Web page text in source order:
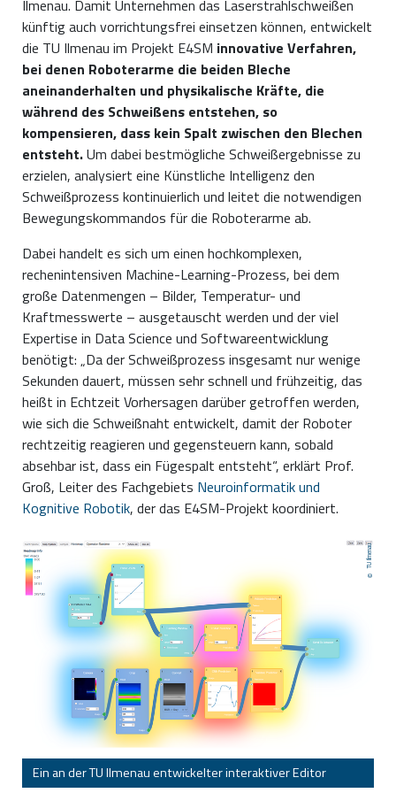
Ilmenau. Damit Unternehmen das Laserstrahlschweißen
künftig auch vorrichtungsfrei einsetzen können, entwickelt
die TU Ilmenau im Projekt E4SM innovative Verfahren,
bei denen Roboterarme die beiden Bleche
aneinanderhalten und physikalische Kräfte, die
während des Schweißens entstehen, so
kompensieren, dass kein Spalt zwischen den Blechen
entsteht.Um dabei bestmögliche Schweißergebnisse zu
erzielen, analysiert eine Künstliche Intelligenz den
Schweißprozess kontinuierlich und leitet die notwendigen
Bewegungskommandos für die Roboterarme ab.
Dabei handelt es sich um einen hochkomplexen,
rechenintensiven Machine-Learning-Prozess, bei dem
große Datenmengen – Bilder, Temperatur- und
Kraftmesswerte – ausgetauscht werden und der viel
Expertise in Data Science und Softwareentwicklung
benötigt: „Da der Schweißprozess insgesamt nur wenige
Sekunden dauert, müssen sehr schnell und frühzeitig, das
heißt in Echtzeit Vorhersagen darüber getroffen werden,
wie sich die Schweißnaht entwickelt, damit der Roboter
rechtzeitig reagieren und gegensteuern kann, sobald
absehbar ist, dass ein Fügespalt entsteht“, erklärt Prof.
Groß, Leiter des Fachgebiets Neuroinformatik und
Kognitive Robotik, der das E4SM-Projekt koordiniert.
Ein an der TU Ilmenau entwickelter interaktiver Editor
TU Ilmenau